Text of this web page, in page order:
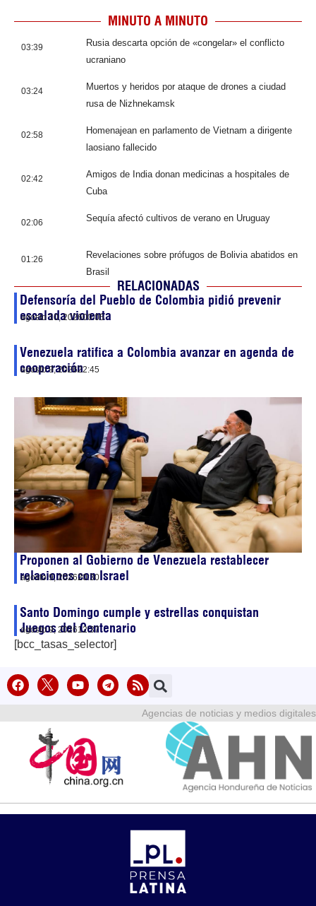
MINUTO A MINUTO
03:39
Rusia descarta opción de «congelar» el conflicto
ucraniano
03:24
Muertos y heridos por ataque de drones a ciudad
rusa de Nizhnekamsk
02:58
Homenajean en parlamento de Vietnam a dirigente
laosiano fallecido
02:42
Amigos de India donan medicinas a hospitales de
Cuba
02:06 Sequía afectó cultivos de verano en Uruguay
01:26
Revelaciones sobre prófugos de Bolivia abatidos en
Brasil
RELACIONADAS
Defensoría del Pueblo de Colombia pidió prevenir
escalada violenta
agosto 10, 202600:05
Venezuela ratifica a Colombia avanzar en agenda de
cooperación
agosto 9, 202622:45
Proponen al Gobierno de Venezuela restablecer
relaciones con Israel
agosto 9, 202620:30
Santo Domingo cumple y estrellas conquistan
Juegos del Centenario
agosto 9, 202612:37
[bcc_tasas_selector]
Agencias de noticias y medios digitales